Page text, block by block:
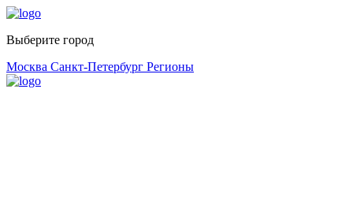
Выберите город
Москва Санкт-Петербург Регионы